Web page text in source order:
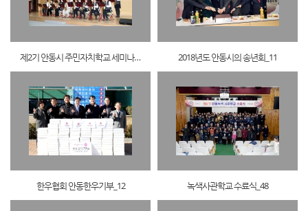
제2기 안동시 주민자치학교 세미나_1 2018년도 안동시의 송년회_11
한우협회 안동한우기부_12 녹색사관학교 수료식_48